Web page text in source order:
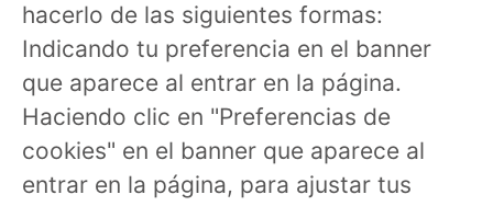
hacerlo de las siguientes formas:
Indicando tu preferencia en el banner
que aparece al entrar en la página.
Haciendo clic en "Preferencias de
cookies" en el banner que aparece al
entrar en la página, para ajustar tus